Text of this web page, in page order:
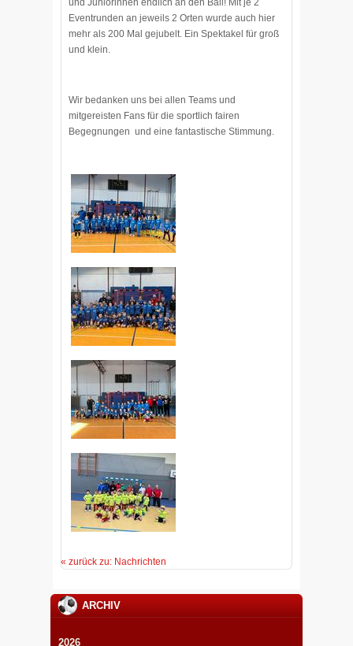
Eventrunden an jeweils 2 Orten wurde auch hier
mehr als 200 Mal gejubelt. Ein Spektakel für groß
und klein.
Wir bedanken uns bei allen Teams und
mitgereisten Fans für die sportlich fairen
Begegnungen und eine fantastische Stimmung.
« zurück zu: Nachrichten
ARCHIV
2026